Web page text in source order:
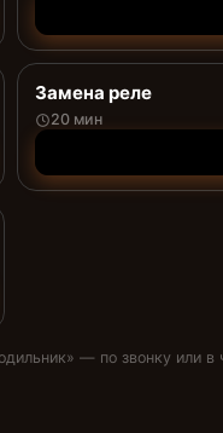
Замена реле
20 мин
» — по звонку или в